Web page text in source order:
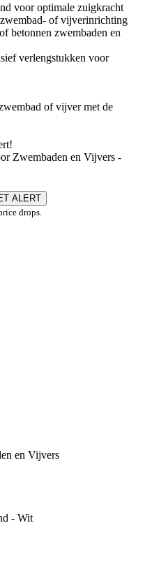
voor optimale zuigkracht
of vijverinrichting
betonnen zwembaden en
verlengstukken voor
of vijver met de
Zwembaden en Vijvers -
ALERT
drops.
en Vijvers
- Wit